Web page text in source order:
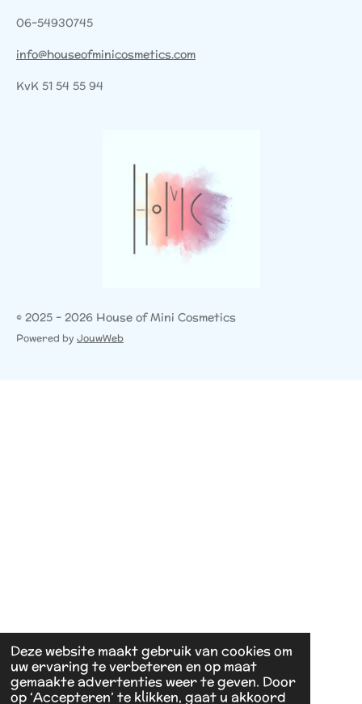
Deze website maakt gebruik van cookies om
uw ervaring te verbeteren en op maat
gemaakte advertenties weer te geven. Door
op ‘Accepteren’ te klikken, gaat u akkoord
06-54930745
info@houseofminicosmetics.com
KvK 51 54 55 94
© 2025 - 2026 House of Mini Cosmetics
Powered by JouwWeb